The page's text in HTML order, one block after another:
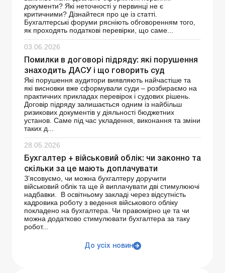
документи? Які неточності у первинці не є
критичними? Дізнайтеся про це із статті.
Бухгалтерські форуми рясніють обговоренням того,
як проходять податкові перевірки, що саме...
03.06.2026
Помилки в договорі підряду: які порушення
знаходить ДАСУ і що говорить суд
Які порушення аудитори виявляють найчастіше та
які висновки вже сформували суди – розбираємо на
практичних прикладах перевірок і судових рішень.
Договір підряду залишається одним із найбільш
ризикових документів у діяльності бюджетних
установ. Саме під час укладення, виконання та зміни
таких д...
28.05.2026
Бухгалтер + військовий облік: чи законно та
скільки за це мають доплачувати
З’ясовуємо, чи можна бухгалтеру доручити
військовий облік та ще й виплачувати дві стимулюючі
надбавки. В освітньому закладі через відсутність
кадровика роботу з ведення військового обліку
покладено на бухгалтера. Чи правомірно це та чи
можна додатково стимулювати бухгалтера за таку
робот...
До усіх новин